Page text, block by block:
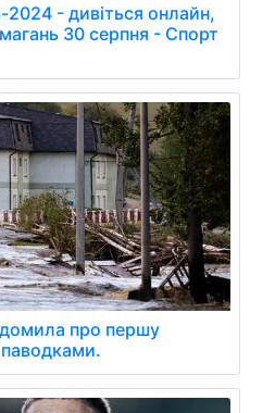
2024 - дивіться онлайн,
30 серпня - Спорт
про першу